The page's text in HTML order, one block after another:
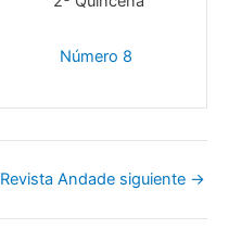
Número 8
Revista Andade siguiente →